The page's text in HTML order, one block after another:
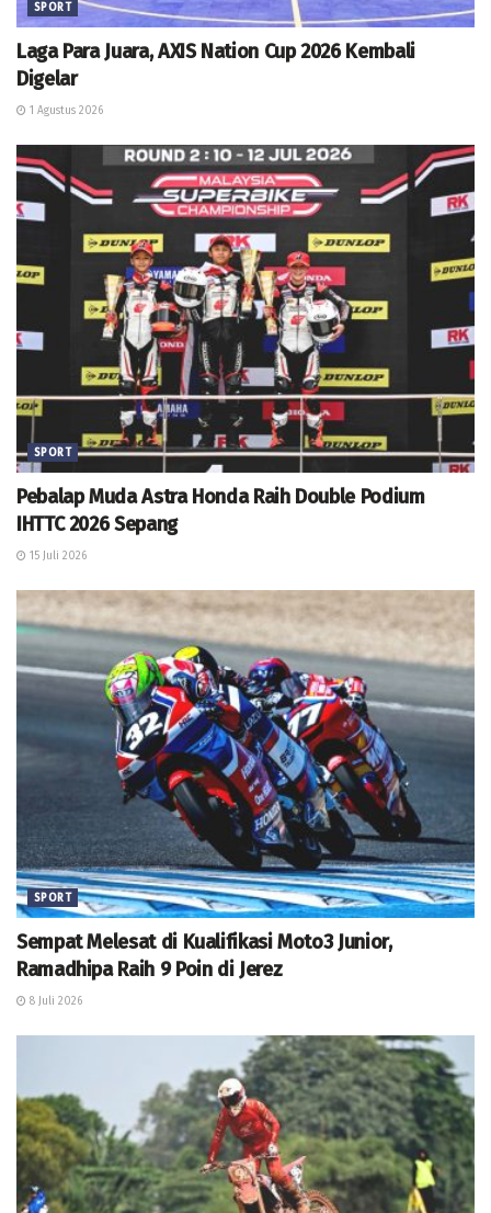
SPORT
Laga Para Juara, AXIS Nation Cup 2026 Kembali
Digelar
1 Agustus 2026
SPORT
Pebalap Muda Astra Honda Raih Double Podium
IHTTC 2026 Sepang
15 Juli 2026
SPORT
Sempat Melesat di Kualifikasi Moto3 Junior,
Ramadhipa Raih 9 Poin di Jerez
8 Juli 2026